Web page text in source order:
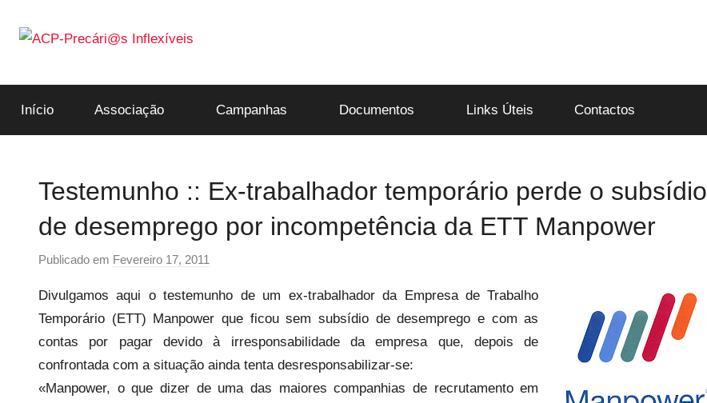
para
ACP-
Precári@s
Início Associação Campanhas Documentos Links Úteis Contactos
Testemunho :: Ex-trabalhador temporário perde o subsídio
de desemprego por incompetência da ETT Manpower
Publicado em Fevereiro 17, 2011
r
p
r
e
c
Divulgamos aqui o testemunho de um ex-trabalhador da Empresa de Trabalho
Temporário (ETT) Manpower que ficou sem subsídio de desemprego e com as
contas por pagar devido à irresponsabilidade da empresa que, depois de
confrontada com a situação ainda tenta desresponsabilizar-se:
«Manpower, o que dizer de uma das maiores companhias de recrutamento em